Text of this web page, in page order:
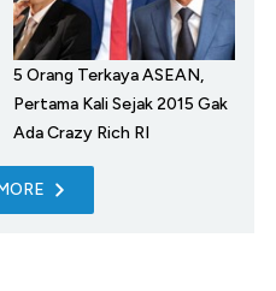
5 Orang Terkaya ASEAN,
Pertama Kali Sejak 2015 Gak
Ada Crazy Rich RI